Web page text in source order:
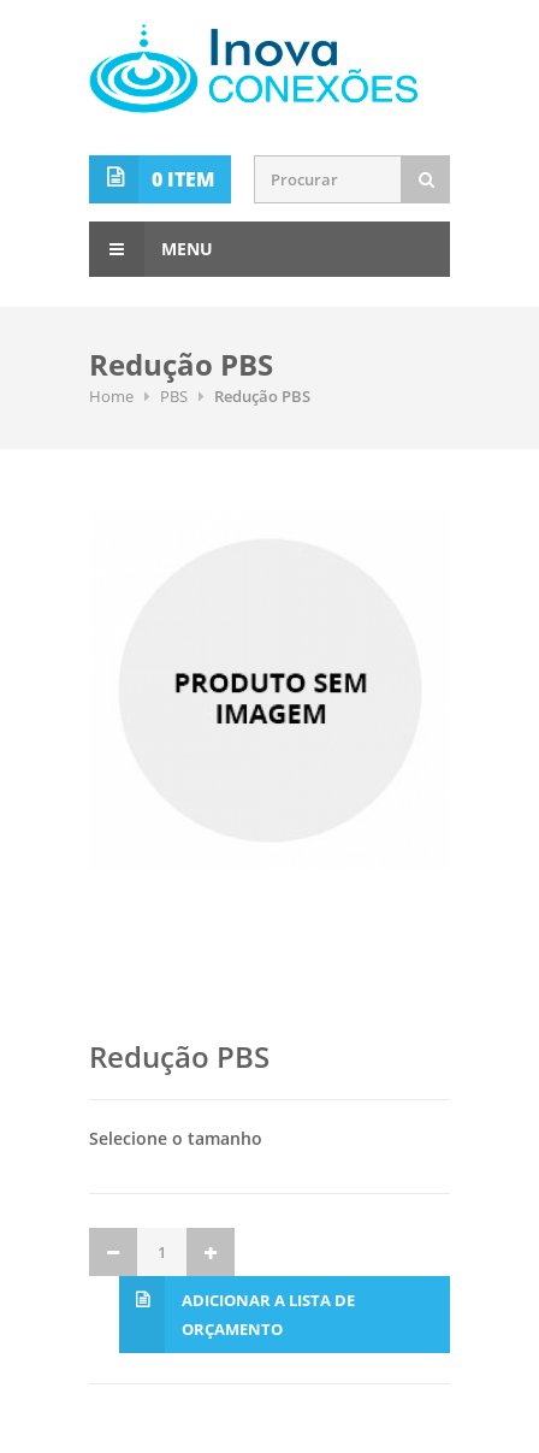
0 ITEM
MENU
Redução PBS
Home PBS Redução PBS
Redução PBS
Selecione o tamanho
ADICIONAR A LISTA DE
ORÇAMENTO